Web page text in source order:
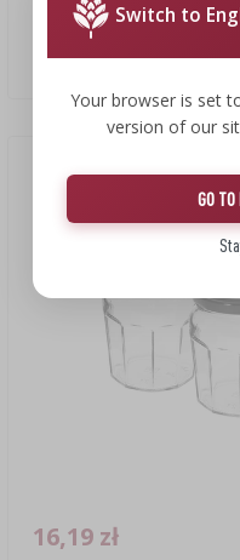
Pojemnik szklany 545 ml, z
8,00 PLN/szt.
16,19 zł
Switch to
Your browser is set
version of our
GO